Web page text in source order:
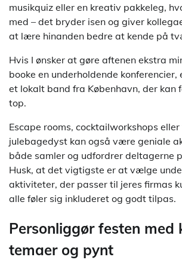
musikquiz eller en kreativ pakkeleg,
med – det bryder isen og giver
at lære hinanden bedre at kende på
Hvis I ønsker at gøre aftenen ekstra
booke en underholdende konferencier,
et lokalt band fra København, der kan
top.
Escape rooms, cocktailworkshops
julebagedyst kan også være geniale
både samler og udfordrer deltagerne
Husk, at det vigtigste er at vælge
aktiviteter, der passer til jeres firmas
alle føler sig inkluderet og godt tilpas.
Personliggør festen med
temaer og pynt